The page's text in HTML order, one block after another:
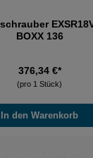
BOXX 136
376,34 €*
(pro 1 Stück)
In den Warenkorb